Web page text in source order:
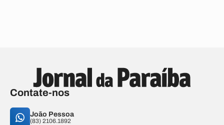
Contate-nos
João Pessoa
(83) 2106.1892